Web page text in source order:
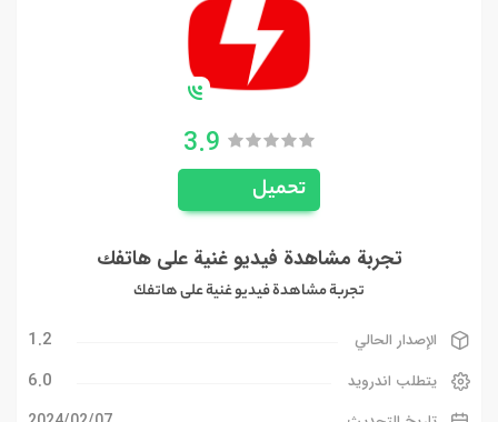
3.9
تحميل
تجربة مشاهدة فيديو غنية على هاتفك
تجربة مشاهدة فيديو غنية على هاتفك
الإصدار الحالي 1.2
يتطلب اندرويد 6.0